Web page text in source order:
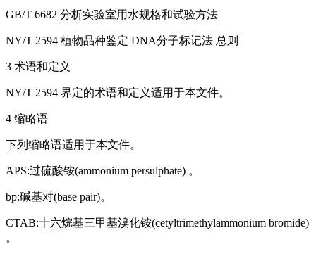
GB/T 6682 分析实验室用水规格和试验方法
NY/T 2594 植物品种鉴定 DNA分子标记法 总则
3 术语和定义
NY/T 2594 界定的术语和定义适用于本文件。
4 缩略语
下列缩略语适用于本文件。
APS:过硫酸铵(ammonium persulphate) 。
bp:碱基对(base pair)。
CTAB:十六烷基三甲基溴化铵(cetyltrimethylammonium bromide)
。